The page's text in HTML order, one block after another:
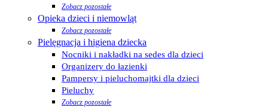
Zobacz pozostałe
Opieka dzieci i niemowląt
Zobacz pozostałe
Pielęgnacja i higiena dziecka
Nocniki i nakładki na sedes dla dzieci
Organizery do łazienki
Pampersy i pieluchomajtki dla dzieci
Pieluchy
Zobacz pozostałe